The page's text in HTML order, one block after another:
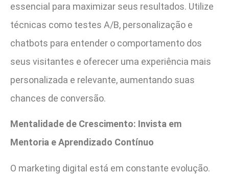
essencial para maximizar seus resultados. Utilize
técnicas como testes A/B, personalização e
chatbots para entender o comportamento dos
seus visitantes e oferecer uma experiência mais
personalizada e relevante, aumentando suas
chances de conversão.
Mentalidade de Crescimento: Invista em
Mentoria e Aprendizado Contínuo
O marketing digital está em constante evolução.